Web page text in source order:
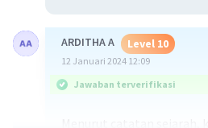
ARDITHA A Level 10
12 Januari 2024 12:09
Jawaban terverifikasi